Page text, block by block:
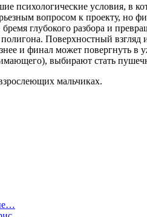
психологические условия, в
вопросом к проекту,
глубокого разбора и
Поверхностный
и финал может
выбирают стать
мальчиках.